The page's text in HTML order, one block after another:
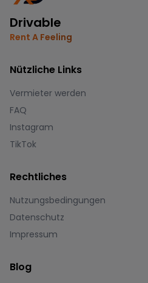
Drivable
Rent A Feeling
Nützliche Links
Vermieter werden
FAQ
Instagram
TikTok
Rechtliches
Nutzungsbedingungen
Datenschutz
Impressum
Blog